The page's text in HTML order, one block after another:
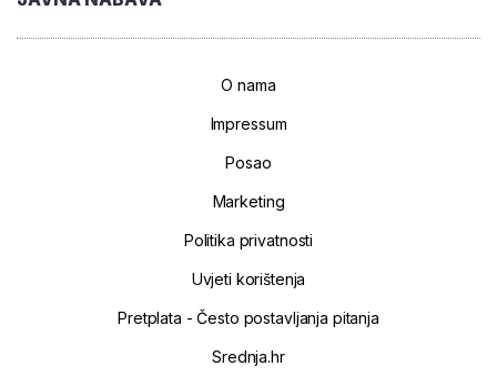
O nama
Impressum
Posao
Marketing
Politika privatnosti
Uvjeti korištenja
Pretplata - Često postavljanja pitanja
Srednja.hr